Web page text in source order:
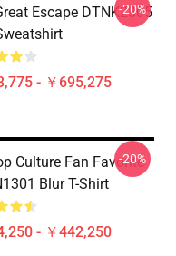
Escape DTNK2805
- ￥695,275
-20%
Culture Fan Favorite
Blur T-Shirt
- ￥442,250
-20%